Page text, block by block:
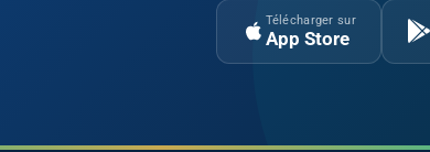
Télécharger sur
App Store